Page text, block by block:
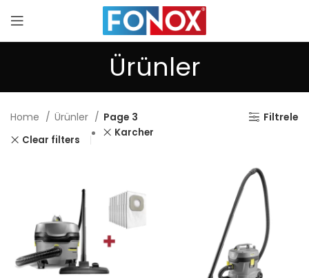
Ürünler
Home Ürünler Page 3 Filtrele
Clear filters
Karcher